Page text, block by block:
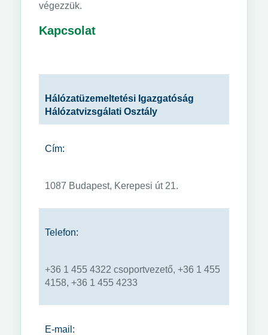
végezzük.
Kapcsolat
Hálózatüzemeltetési Igazgatóság
Hálózatvizsgálati Osztály
Cím:
1087 Budapest, Kerepesi út 21.
Telefon:
+36 1 455 4322 csoportvezető, +36 1 455
4158, +36 1 455 4233
E-mail: